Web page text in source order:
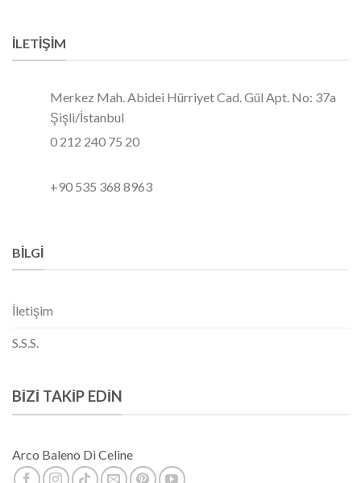
İLETIŞIM
Merkez Mah. Abidei Hürriyet Cad. Gül Apt. No: 37a
Şişli/İstanbul
0 212 240 75 20
+90 535 368 8963
BILGI
İletişim
S.S.S.
BIZI TAKIP EDIN
Arco Baleno Di Celine